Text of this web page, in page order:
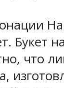
Букет
что